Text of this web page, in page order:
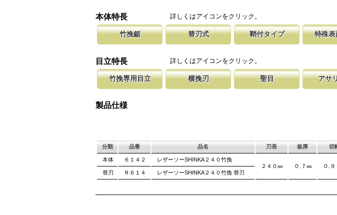
本体特長 詳しくはアイコンをクリック。
竹挽鋸
等に使用して頂けます。
替刃式
します。 鋸刃のマーキング（右下）に替刃品番を明記
しています。
鞘付タイプ
果樹園、型枠作業など野外での使用が主な商品に採用し
ております。
特殊表
が
目立特長 詳しくはアイコンをクリック。
竹挽専用目立
エッジを鋭く仕上げています。
横挽刃
になっています。 横挽刃を縦挽に使用すると、けっし
聖目 アサ
製品仕様
分類 品番 品名 刃長 板厚 切
本体 ６１４２
レザーソーSHINKA２４０竹挽
２４０㎜
０.７㎜ ０.９
替刃 Ｒ６１４ レザーソーSHINKA２４０竹挽 替刃